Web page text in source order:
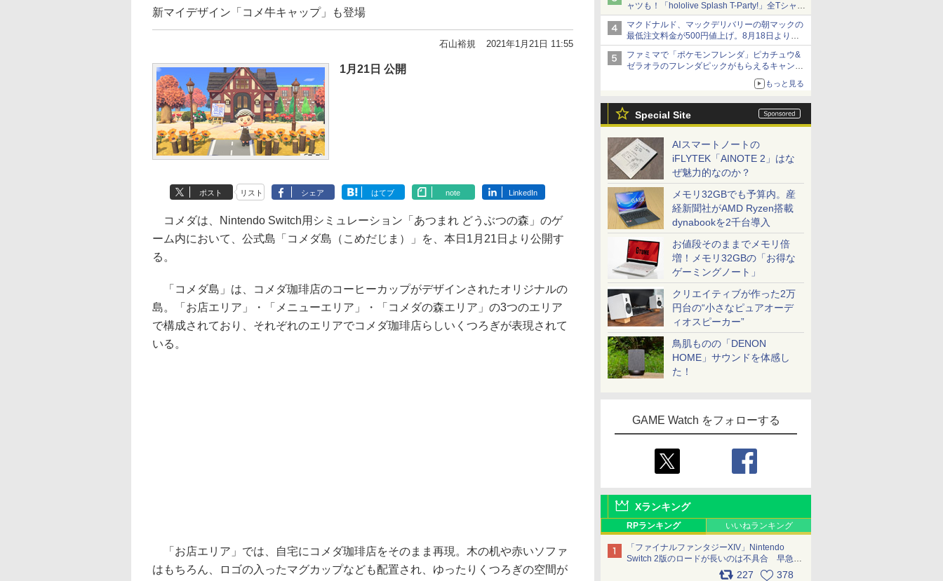
ャツも！「hololive Splash T-Party!」全Tシャツ
ラインナップ公開＆オンライン販売開始
マクドナルド、マックデリバリーの朝マックの
最低注文料金が500円値上げ。8月18日より
1,500円から受付
ファミマで「ポケモンフレンダ」ピカチュウ&
ゼラオラのフレンダピックがもらえるキャンペ
もっと見る
Special Site
AIスマートノートの
iFLYTEK「AINOTE 2」はな
ぜ魅力的なのか？
メモリ32GBでも予算内。産
経新聞社がAMD Ryzen搭載
dynabookを2千台導入
お値段そのままでメモリ倍
増！メモリ32GBの「お得な
ゲーミングノート」
クリエイティブが作った2万
円台の“小さなピュアオーデ
ィオスピーカー”
鳥肌ものの「DENON
HOME」サウンドを体感し
た！
GAME Watch をフォローする
Xランキング
RPランキング いいねランキング
「ファイナルファンタジーXIV」Nintendo
Switch 2版のロードが長いのは不具合 早急に
アップデートできるよう対応中227 378
新マイデザイン「コメ牛キャップ」も登場
石山裕規 2021年1月21日 11:55
1月21日 公開
ポスト リスト シェア はてブ note LinkedIn
コメダは、Nintendo Switch用シミュレーション「あつまれ どうぶつの森」のゲ
ーム内において、公式島「コメダ島（こめだじま）」を、本日1月21日より公開す
る。
「コメダ島」は、コメダ珈琲店のコーヒーカップがデザインされたオリジナルの
島。「お店エリア」・「メニューエリア」・「コメダの森エリア」の3つのエリア
で構成されており、それぞれのエリアでコメダ珈琲店らしいくつろぎが表現されて
いる。
「お店エリア」では、自宅にコメダ珈琲店をそのまま再現。木の机や赤いソファ
はもちろん、ロゴの入ったマグカップなども配置され、ゆったりくつろぎの空間が